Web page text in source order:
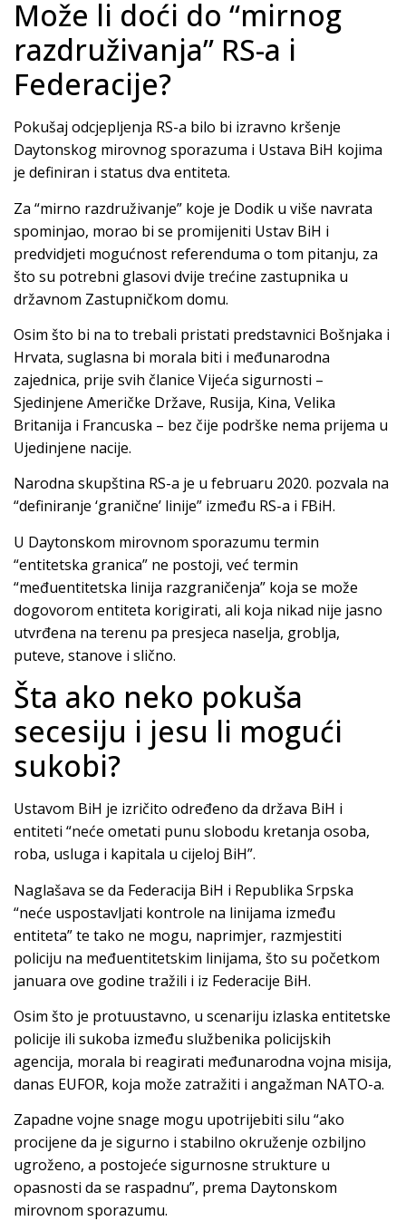
Može li doći do “mirnog
razdruživanja” RS-a i
Federacije?
Pokušaj odcjepljenja RS-a bilo bi izravno kršenje
Daytonskog mirovnog sporazuma i Ustava BiH kojima
je definiran i status dva entiteta.
Za “mirno razdruživanje” koje je Dodik u više navrata
spominjao, morao bi se promijeniti Ustav BiH i
predvidjeti mogućnost referenduma o tom pitanju, za
što su potrebni glasovi dvije trećine zastupnika u
državnom Zastupničkom domu.
Osim što bi na to trebali pristati predstavnici Bošnjaka i
Hrvata, suglasna bi morala biti i međunarodna
zajednica, prije svih članice Vijeća sigurnosti –
Sjedinjene Američke Države, Rusija, Kina, Velika
Britanija i Francuska – bez čije podrške nema prijema u
Ujedinjene nacije.
Narodna skupština RS-a je u februaru 2020. pozvala na
“definiranje ‘granične’ linije” između RS-a i FBiH.
U Daytonskom mirovnom sporazumu termin
“entitetska granica” ne postoji, već termin
“međuentitetska linija razgraničenja” koja se može
dogovorom entiteta korigirati, ali koja nikad nije jasno
utvrđena na terenu pa presjeca naselja, groblja,
puteve, stanove i slično.
Šta ako neko pokuša
secesiju i jesu li mogući
sukobi?
Ustavom BiH je izričito određeno da država BiH i
entiteti “neće ometati punu slobodu kretanja osoba,
roba, usluga i kapitala u cijeloj BiH”.
Naglašava se da Federacija BiH i Republika Srpska
“neće uspostavljati kontrole na linijama između
entiteta” te tako ne mogu, naprimjer, razmjestiti
policiju na međuentitetskim linijama, što su početkom
januara ove godine tražili i iz Federacije BiH.
Osim što je protuustavno, u scenariju izlaska entitetske
policije ili sukoba između službenika policijskih
agencija, morala bi reagirati međunarodna vojna misija,
danas EUFOR, koja može zatražiti i angažman NATO-a.
Zapadne vojne snage mogu upotrijebiti silu “ako
procijene da je sigurno i stabilno okruženje ozbiljno
ugroženo, a postojeće sigurnosne strukture u
opasnosti da se raspadnu”, prema Daytonskom
mirovnom sporazumu.